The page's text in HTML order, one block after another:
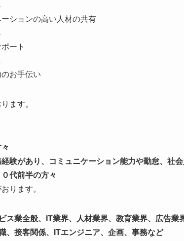
ションの高い人材の共有
ート
お手伝い
ます。
経験があり、コミュニケーション能力や勤怠、社
代前半の方々
ります。
ス業全般、IT業界、人材業界、教育業界、広告業
、接客関係、ITエンジニア、企画、事務など